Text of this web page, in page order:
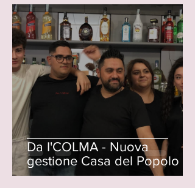
Da I'COLMA - Nuova
gestione Casa del Popolo di
Castelnuovo d'Elsa (Fi)